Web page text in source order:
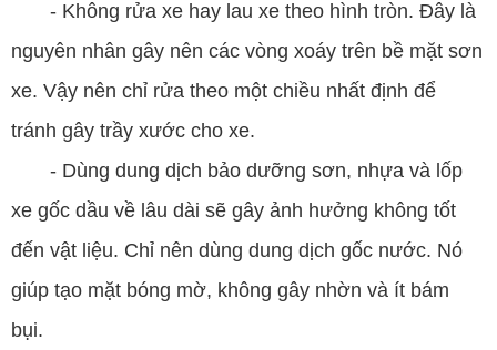
- Không rửa xe hay lau xe theo hình tròn. Đây là
nguyên nhân gây nên các vòng xoáy trên bề mặt sơn
xe. Vậy nên chỉ rửa theo một chiều nhất định để
tránh gây trầy xước cho xe.
- Dùng dung dịch bảo dưỡng sơn, nhựa và lốp
xe gốc dầu về lâu dài sẽ gây ảnh hưởng không tốt
đến vật liệu. Chỉ nên dùng dung dịch gốc nước. Nó
giúp tạo mặt bóng mờ, không gây nhờn và ít bám
bụi.